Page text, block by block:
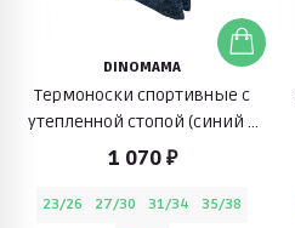
DINOMAMA
Термоноски спортивные с
утепленной стопой (синий с
серым)
1 070 ₽
23/26 27/30 31/34
35/38